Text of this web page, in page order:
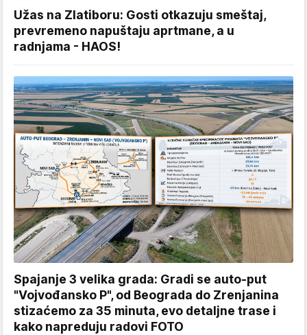
Užas na Zlatiboru: Gosti otkazuju smeštaj,
prevremeno napuštaju aprtmane, a u
radnjama - HAOS!
Spajanje 3 velika grada: Gradi se auto-put
"Vojvođansko P", od Beograda do Zrenjanina
stizaćemo za 35 minuta, evo detaljne trase i
kako napreduju radovi FOTO